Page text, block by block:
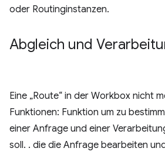
oder Routinginstanzen.
Abgleich und
Eine „Route“ in der Workbox nicht
Funktionen: Funktion um zu
einer Anfrage und einer
soll. . die die Anfrage bearbeiten